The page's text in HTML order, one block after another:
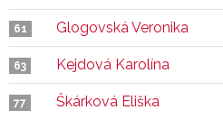
61 Glogovská Veronika
63 Kejdová Karolína
77 Škárková Eliška